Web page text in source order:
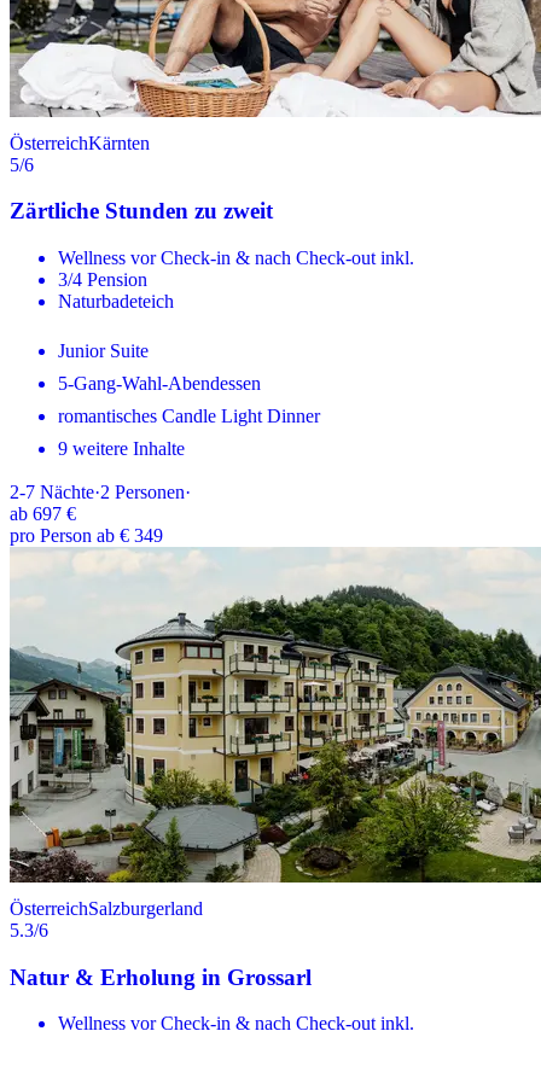
ÖsterreichKärnten
5/6
Zärtliche Stunden zu zweit
Wellness vor Check-in & nach Check-out inkl.
3/4 Pension
Naturbadeteich
Junior Suite
5-Gang-Wahl-Abendessen
romantisches Candle Light Dinner
9 weitere Inhalte
2-7 Nächte·2 Personen·
ab 697 €
pro Person ab € 349
ÖsterreichSalzburgerland
5.3/6
Natur & Erholung in Grossarl
Wellness vor Check-in & nach Check-out inkl.